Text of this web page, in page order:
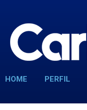
HOME PERFIL